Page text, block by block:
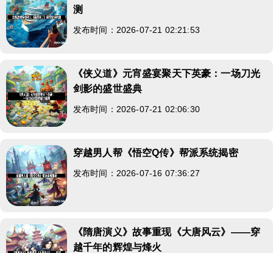
测
发布时间：2026-07-21 02:21:53
《侠义道》元宵盛宴聚天下英豪：一场刀光
剑影的盛世盛典
发布时间：2026-07-21 02:06:30
穿越男人帮《悟空Q传》帮派系统揭密
发布时间：2026-07-16 07:36:27
《隋唐演义》故事重现《大唐风云》——穿
越千年的辉煌与烽火